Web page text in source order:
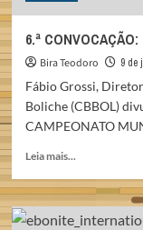
6.ª
Bira Teodoro 9 de
Fábio Grossi,
Boliche (CBBOL)
CAMPEONATO
Leia mais...
about
6.ª